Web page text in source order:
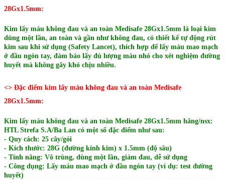
28Gx1.5mm:
Kim lấy máu không đau và an toàn Medisafe 28Gx1.5mm là loại kim
dùng một lần, an toàn và gần như không đau, có thiết kế tự động rút
kim sau khi sử dụng (Safety Lancet), thích hợp để lấy máu mao mạch
ở đầu ngón tay, đảm bảo lấy đủ lượng máu nhỏ cho xét nghiệm đường
huyết mà không gây khó chịu nhiều.
<> Đặc điểm kim lấy máu không đau và an toàn Medisafe
28Gx1.5mm:
Kim lấy máu không đau và an toàn Medisafe 28Gx1.5mm hãng/nsx:
HTL Strefa S.A/Ba Lan có một số đặc điểm như sau:
- Quy cách: 25 cây/gói
- Kích thước: 28G (đường kính kim) x 1.5mm (độ sâu)
- Tính năng: Vô trùng, dùng một lần, giảm đau, dễ sử dụng
- Công dụng: Lấy máu mao mạch ở đầu ngón tay (ví dụ: test đường
huyết)